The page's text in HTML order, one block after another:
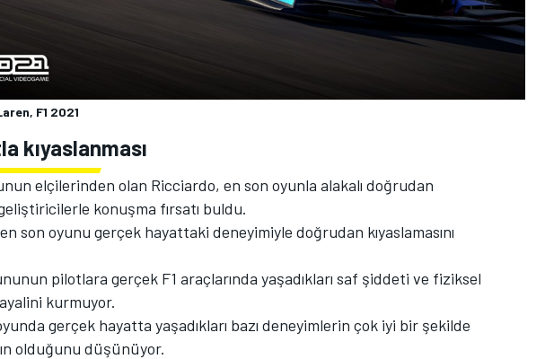
F1 2021
kıyaslanması
elçilerinden olan Ricciardo, en son oyunla alakalı doğrudan
konuşma fırsatı buldu.
son oyunu gerçek hayattaki deneyimiyle doğrudan kıyaslamasını
pilotlara gerçek F1 araçlarında yaşadıkları saf şiddeti ve fiziksel
kurmuyor.
gerçek hayatta yaşadıkları bazı deneyimlerin çok iyi bir şekilde
olduğunu düşünüyor.